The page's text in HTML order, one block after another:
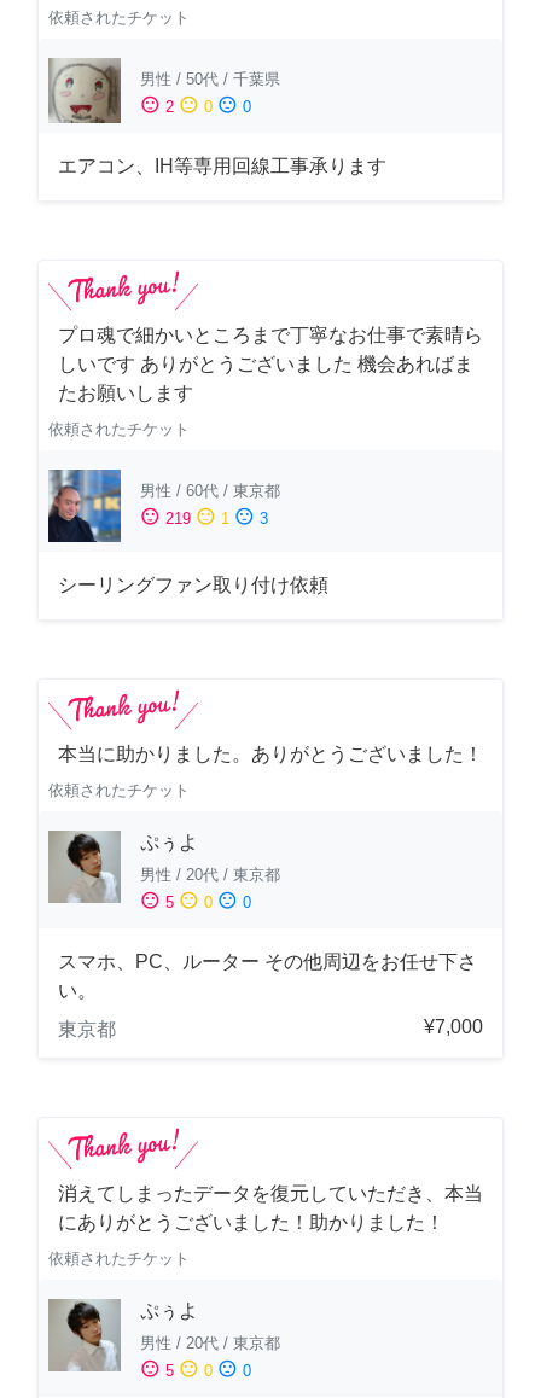
依頼されたチケット
男性 / 50代 / 千葉県
sentiment_satisfied 2 sentiment_neutral 0 sentiment_dissatisfied 0
エアコン、IH等専用回線工事承ります
プロ魂で細かいところまで丁寧なお仕事で素晴ら
しいです ありがとうございました 機会あればま
たお願いします
依頼されたチケット
男性 / 60代 / 東京都
sentiment_satisfied 219 sentiment_neutral 1 sentiment_dissatisfied 3
シーリングファン取り付け依頼
本当に助かりました。ありがとうございました！
依頼されたチケット
ぷぅよ
男性 / 20代 / 東京都
sentiment_satisfied 5 sentiment_neutral 0 sentiment_dissatisfied 0
スマホ、PC、ルーター その他周辺をお任せ下さ
い。
東京都
¥7,000
消えてしまったデータを復元していただき、本当
にありがとうございました！助かりました！
依頼されたチケット
ぷぅよ
男性 / 20代 / 東京都
sentiment_satisfied 5 sentiment_neutral 0 sentiment_dissatisfied 0